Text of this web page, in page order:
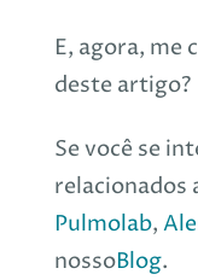
E, agora, me
deste artigo?
Se você se
relacionados
Pulmolab,
nossoBlog.